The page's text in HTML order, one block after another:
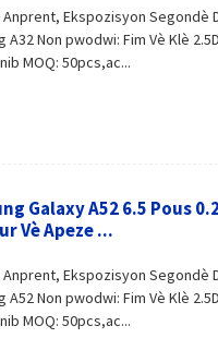
Ekspozisyon Segondè
A32 Non pwodwi: Fim Vè Klè
MOQ: 50pcs,ac...
Galaxy A52 6.5 Pous
Vè Apeze ...
Ekspozisyon Segondè
A52 Non pwodwi: Fim Vè Klè
MOQ: 50pcs,ac...